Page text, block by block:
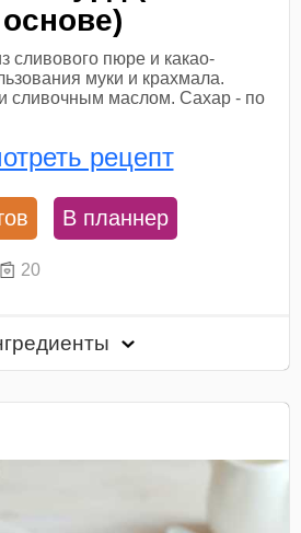
сливового пюре и какао-
муки и крахмала.
сливочным маслом. Сахар - по
рецепт
В планнер
20